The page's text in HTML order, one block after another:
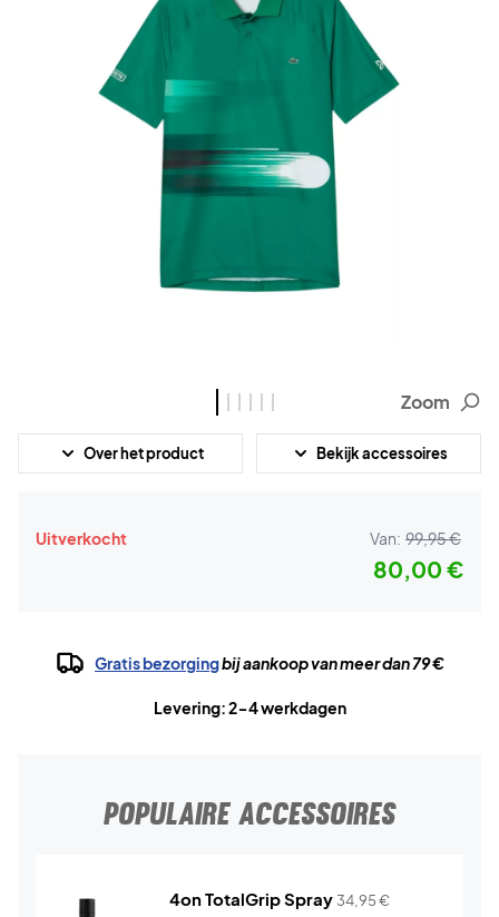
Zoom
Over het product Bekijk accessoires
Uitverkocht Van: 99,95 €
80,00 €
Gratis bezorgingbij aankoop van meer dan 79 €
Levering: 2-4 werkdagen
POPULAIRE ACCESSOIRES
4on TotalGrip Spray 34,95€